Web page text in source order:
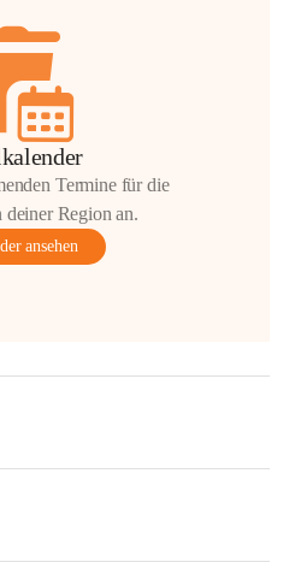
Termine für die
Region an.
ansehen